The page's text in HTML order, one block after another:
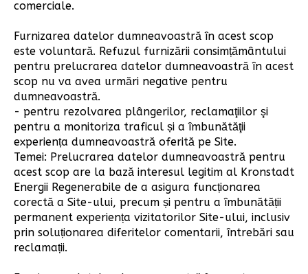
comerciale.
Furnizarea datelor dumneavoastră în acest scop
este voluntară. Refuzul furnizării consimțământului
pentru prelucrarea datelor dumneavoastră în acest
scop nu va avea urmări negative pentru
dumneavoastră.
- pentru rezolvarea plângerilor, reclamaţiilor şi
pentru a monitoriza traficul și a îmbunătăţii
experiența dumneavoastră oferită pe Site.
Temei: Prelucrarea datelor dumneavoastră pentru
acest scop are la bază interesul legitim al Kronstadt
Energii Regenerabile de a asigura funcționarea
corectă a Site-ului, precum și pentru a îmbunătății
permanent experiența vizitatorilor Site-ului, inclusiv
prin soluționarea diferitelor comentarii, întrebări sau
reclamații.